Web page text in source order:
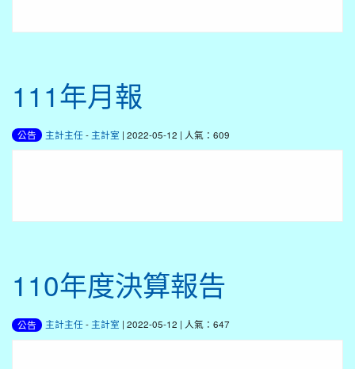
111年月報
公告 主計主任- 主計室 | 2022-05-12 | 人氣：609
110年度決算報告
公告 主計主任- 主計室 | 2022-05-12 | 人氣：647